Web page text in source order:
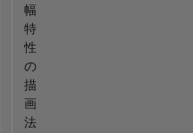
幅
特
性
の
描
画
法